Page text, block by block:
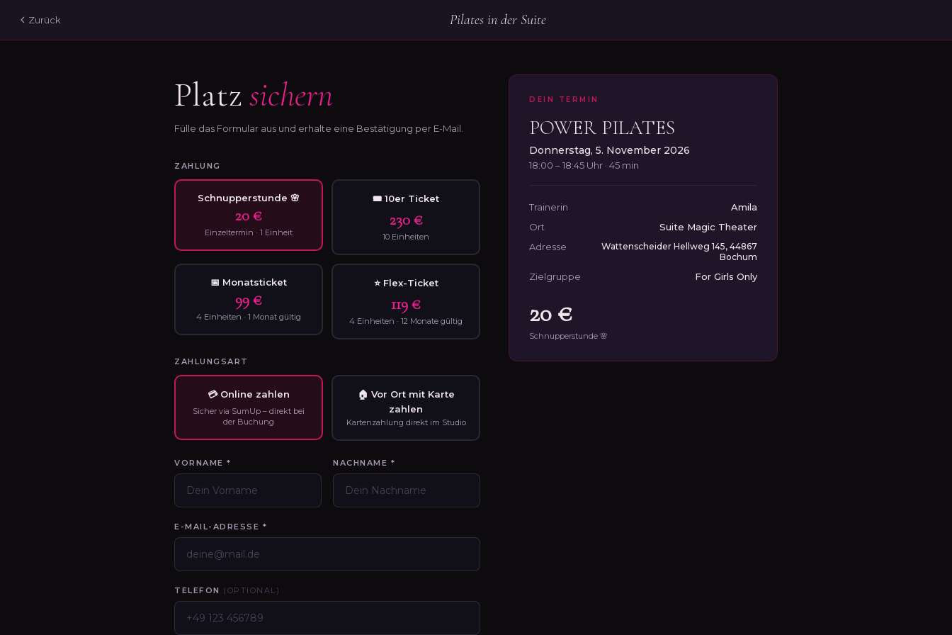
Zurück Pilates in der Suite
Platz sichern
Fülle das Formular aus und erhalte eine Bestätigung per E-Mail.
ZAHLUNG
Schnupperstunde 🌸
20 €
Einzeltermin · 1 Einheit
🎟 10er Ticket
230 €
10 Einheiten
📅 Monatsticket
99 €
4 Einheiten · 1 Monat gültig
⭐ Flex-Ticket
119 €
4 Einheiten · 12 Monate gültig
ZAHLUNGSART
💳 Online zahlen
Sicher via SumUp – direkt bei
der Buchung
🏠 Vor Ort mit Karte
zahlen
Kartenzahlung direkt im Studio
VORNAME * NACHNAME *
E-MAIL-ADRESSE *
TELEFON (OPTIONAL)
DEIN TERMIN
POWER PILATES
Donnerstag, 5. November 2026
18:00 – 18:45 Uhr · 45 min
Trainerin
Amila
Ort
Suite Magic Theater
Adresse
Wattenscheider Hellweg 145, 44867
Bochum
Zielgruppe For Girls Only
20 €
Schnupperstunde 🌸